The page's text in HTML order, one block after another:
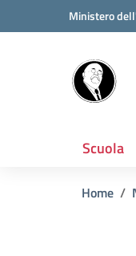
Vai ai contenuti
Vai al menu diMinistero
Scuola
Home